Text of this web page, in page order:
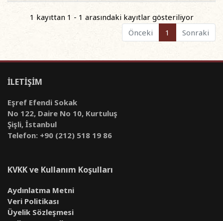
1 kayıttan 1 - 1 arasındaki kayıtlar gösteriliyor
Önceki
1 Sonraki
İLETİŞİM
Eşref Efendi Sokak
No 122, Daire No 10, Kurtuluş
Şişli, İstanbul
Telefon: +90 (212) 518 19 86
KVKK ve Kullanım Koşulları
Aydınlatma Metni
Veri Politikası
Üyelik Sözleşmesi